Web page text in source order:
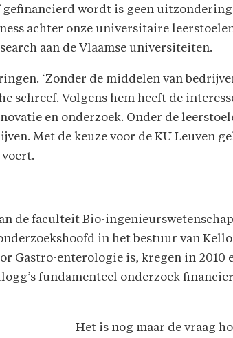
wordt is geen uitzondering
achter onze universitaire
aan de Vlaamse universiteiten.
‘Zonder de middelen van
schreef. Volgens hem heeft de
en onderzoek. Onder de
Met de keuze voor de KU Leuven
de faculteit Bio-
in het bestuur van
Gastro-enterologie is, kregen in 2010
fundamenteel onderzoek
Het is nog maar de vraag